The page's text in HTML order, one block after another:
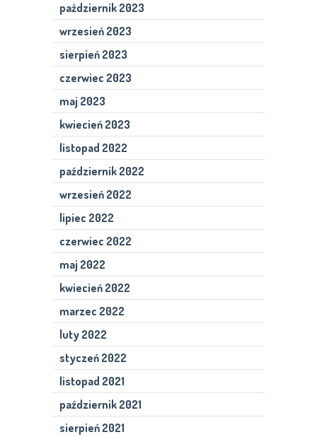
październik 2023
wrzesień 2023
sierpień 2023
czerwiec 2023
maj 2023
kwiecień 2023
listopad 2022
październik 2022
wrzesień 2022
lipiec 2022
czerwiec 2022
maj 2022
kwiecień 2022
marzec 2022
luty 2022
styczeń 2022
listopad 2021
październik 2021
sierpień 2021